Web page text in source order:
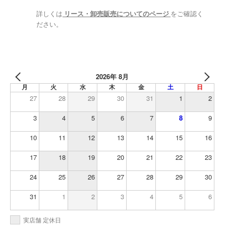
詳しくは リース・卸売販売についてのページ をご確認く
ださい。
2026年 8月
月 火 水 木 金 土 日
27 28 29 30 31 1 2
3 4 5 6 7 8 9
10 11 12 13 14 15 16
17 18 19 20 21 22 23
24 25 26 27 28 29 30
31 1 2 3 4 5 6
実店舗 定休日